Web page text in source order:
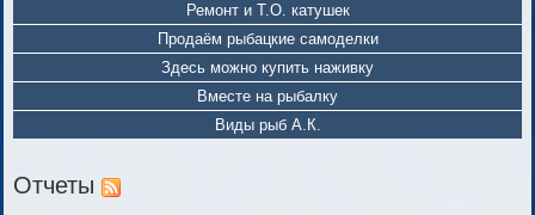
Ремонт и Т.О. катушек
Продаём рыбацкие самоделки
Здесь можно купить наживку
Вместе на рыбалку
Виды рыб А.К.
Отчеты